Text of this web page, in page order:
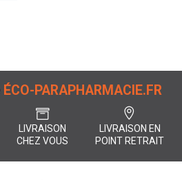
ÉCO-PARAPHARMACIE.FR
LIVRAISON
CHEZ VOUS
LIVRAISON EN
POINT RETRAIT